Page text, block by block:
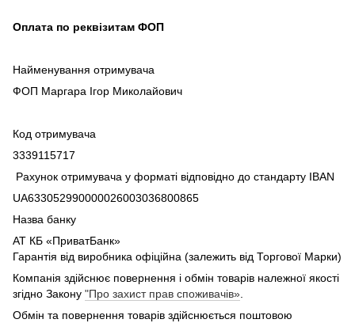
Оплата по реквізитам ФОП
Найменування отримувача
ФОП Маргара Ігор Миколайович
Код отримувача
3339115717
Рахунок отримувача у форматі відповідно до стандарту IBAN
UA633052990000026003036800865
Назва банку
АТ КБ «ПриватБанк»
Гарантія від виробника офіційна (залежить від Торгової Марки)
Компанія здійснює повернення і обмін товарів належної якості
згідно Закону "Про захист прав споживачів»
Обмін та повернення товарів здійснюється поштовою